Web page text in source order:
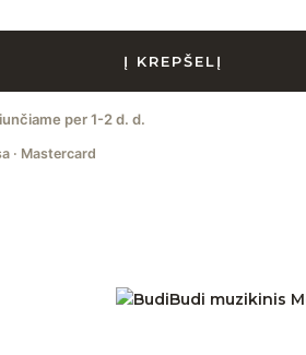
Į KREPŠELĮ
per 1-2 d. d.
· Mastercard